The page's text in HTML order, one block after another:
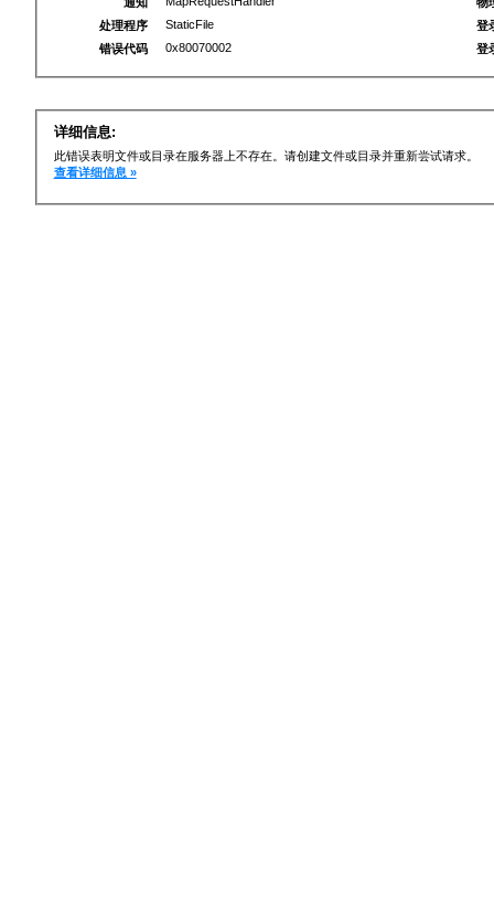
处理程序
StaticFile
错误代码
0x80070002
登
登
详细信息:
此错误表明文件或目录在服务器上不存在。请创建文件或目录并重新尝试请求。
查看详细信息 »